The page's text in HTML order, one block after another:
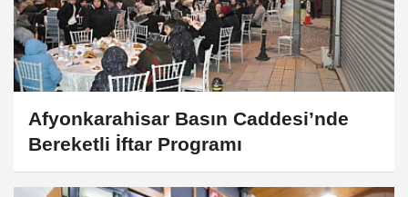
Afyonkarahisar Basın Caddesi’nde
Bereketli İftar Programı